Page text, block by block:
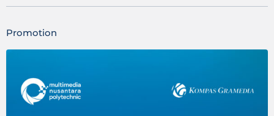
Promotion